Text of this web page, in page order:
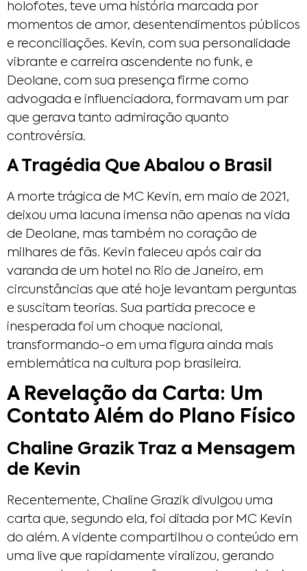
holofotes, teve uma história marcada por
momentos de amor, desentendimentos públicos
e reconciliações. Kevin, com sua personalidade
vibrante e carreira ascendente no funk, e
Deolane, com sua presença firme como
advogada e influenciadora, formavam um par
que gerava tanto admiração quanto
controvérsia.
A Tragédia Que Abalou o Brasil
A morte trágica de MC Kevin, em maio de 2021,
deixou uma lacuna imensa não apenas na vida
de Deolane, mas também no coração de
milhares de fãs. Kevin faleceu após cair da
varanda de um hotel no Rio de Janeiro, em
circunstâncias que até hoje levantam perguntas
e suscitam teorias. Sua partida precoce e
inesperada foi um choque nacional,
transformando-o em uma figura ainda mais
emblemática na cultura pop brasileira.
A Revelação da Carta: Um
Contato Além do Plano Físico
Chaline Grazik Traz a Mensagem
de Kevin
Recentemente, Chaline Grazik divulgou uma
carta que, segundo ela, foi ditada por MC Kevin
do além. A vidente compartilhou o conteúdo em
uma live que rapidamente viralizou, gerando